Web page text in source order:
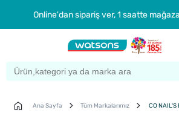
Online'dan sipariş ver, 1 saatte
Ana Sayfa Tüm Markalarımız CO NAIL'S